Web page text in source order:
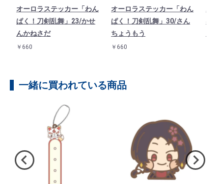
オーロラステッカー「わん
ぱく！刀剣乱舞」23/かせ
んかねさだ
￥660
オーロラステッカー「わん
ぱく！刀剣乱舞」30/さん
ちょうもう
￥660
ぱ
一緒に買われている商品